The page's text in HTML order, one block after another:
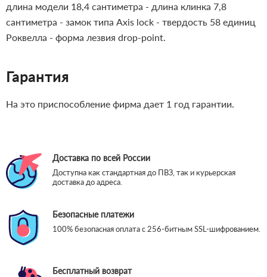
длина модели 18,4 сантиметра - длина клинка 7,8
сантиметра - замок типа Axis lock - твердость 58 единиц
Роквелла - форма лезвия drop-point.
Гарантия
На это приспособление фирма дает 1 год гарантии.
Доставка по всей России
Доступна как стандартная до ПВЗ, так и курьерская
доставка до адреса.
Безопасные платежи
100% безопасная оплата с 256-битным SSL-шифрованием.
Бесплатный возврат